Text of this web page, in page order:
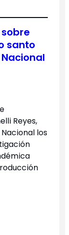
santo
Reyes,
los